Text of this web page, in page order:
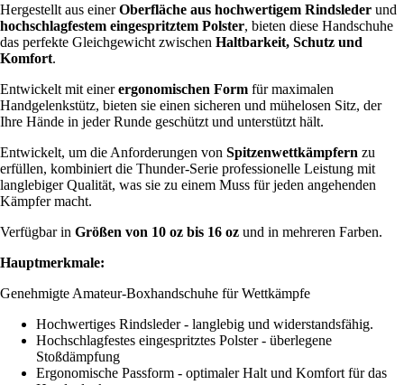
Hergestellt aus einerOberfläche aus hochwertigem Rindsleder und
hochschlagfestem eingespritztem Polster, bieten diese Handschuhe
das perfekte Gleichgewicht zwischen Haltbarkeit, Schutz und
Komfort.
Entwickelt mit einerergonomischen Form für maximalen
Handgelenkstütz, bieten sie einen sicheren und mühelosen Sitz, der
Ihre Hände in jeder Runde geschützt und unterstützt hält.
Entwickelt, um die Anforderungen von Spitzenwettkämpfern zu
erfüllen, kombiniert die Thunder-Serie professionelle Leistung mit
langlebiger Qualität, was sie zu einem Muss für jeden angehenden
Kämpfer macht.
Verfügbar in Größen von 10 oz bis 16 oz und in mehreren Farben.
Hauptmerkmale:
Genehmigte Amateur-Boxhandschuhe für Wettkämpfe
Hochwertiges Rindsleder - langlebig und widerstandsfähig.
Hochschlagfestes eingespritztes Polster - überlegene
Stoßdämpfung
Ergonomische Passform - optimaler Halt und Komfort für das